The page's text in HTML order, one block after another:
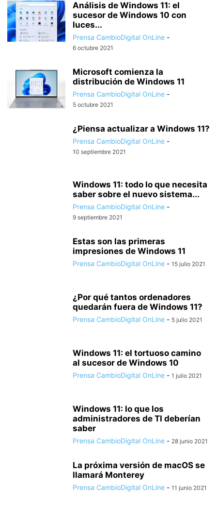
Análisis de Windows 11: el
sucesor de Windows 10 con
luces...
Prensa CambioDigital OnLine -
6 octubre 2021
Microsoft comienza la
distribución de Windows 11
Prensa CambioDigital OnLine -
5 octubre 2021
¿Piensa actualizar a Windows 11?
Prensa CambioDigital OnLine -
10 septiembre 2021
Windows 11: todo lo que necesita
saber sobre el nuevo sistema...
Prensa CambioDigital OnLine -
9 septiembre 2021
Estas son las primeras
impresiones de Windows 11
Prensa CambioDigital OnLine - 15 julio 2021
¿Por qué tantos ordenadores
quedarán fuera de Windows 11?
Prensa CambioDigital OnLine - 5 julio 2021
Windows 11: el tortuoso camino
al sucesor de Windows 10
Prensa CambioDigital OnLine - 1 julio 2021
Windows 11: lo que los
administradores de TI deberían
saber
Prensa CambioDigital OnLine - 28 junio 2021
La próxima versión de macOS se
llamará Monterey
Prensa CambioDigital OnLine - 11 junio 2021